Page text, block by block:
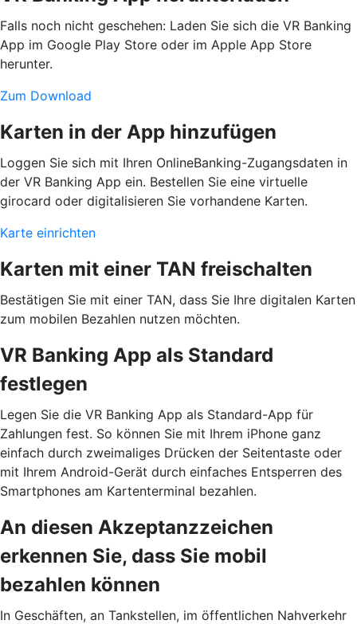
Falls noch nicht geschehen: Laden Sie sich die VR Banking
App im Google Play Store oder im Apple App Store
herunter.
Zum Download
Karten in der App hinzufügen
Loggen Sie sich mit Ihren OnlineBanking-Zugangsdaten in
der VR Banking App ein. Bestellen Sie eine virtuelle
girocard oder digitalisieren Sie vorhandene Karten.
Karte einrichten
Karten mit einer TAN freischalten
Bestätigen Sie mit einer TAN, dass Sie Ihre digitalen Karten
zum mobilen Bezahlen nutzen möchten.
VR Banking App als Standard
festlegen
Legen Sie die VR Banking App als Standard-App für
Zahlungen fest. So können Sie mit Ihrem iPhone ganz
einfach durch zweimaliges Drücken der Seitentaste oder
mit Ihrem Android-Gerät durch einfaches Entsperren des
Smartphones am Kartenterminal bezahlen.
An diesen Akzeptanzzeichen
erkennen Sie, dass Sie mobil
bezahlen können
In Geschäften, an Tankstellen, im öffentlichen Nahverkehr